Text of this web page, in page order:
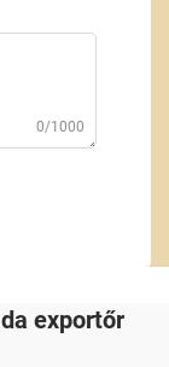
0/1000
exportőr